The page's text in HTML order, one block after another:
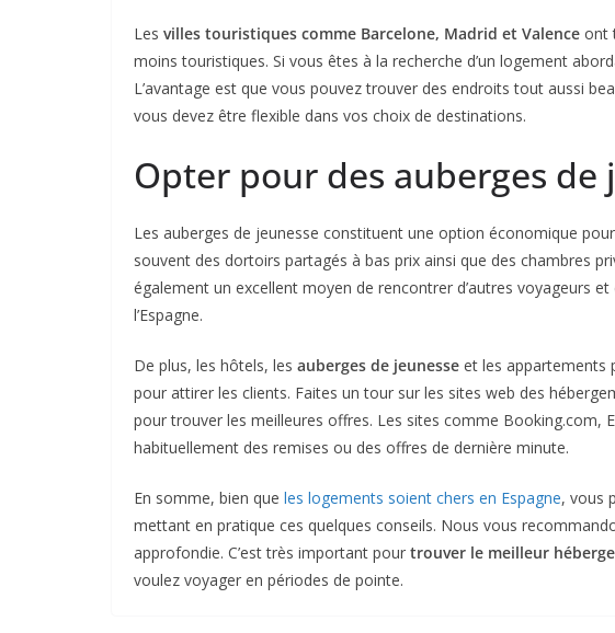
Les villes touristiques comme Barcelone, Madrid et Valence ont
moins touristiques. Si vous êtes à la recherche d’un logement
L’avantage est que vous pouvez trouver des endroits tout aussi
vous devez être flexible dans vos choix de destinations.
Opter pour des auberges de
Les auberges de jeunesse constituent une option économique
souvent des dortoirs partagés à bas prix ainsi que des chambres
également un excellent moyen de rencontrer d’autres voyageurs
l’Espagne.
De plus, les hôtels, les auberges de jeunesse et les appartements
pour attirer les clients. Faites un tour sur les sites web des
pour trouver les meilleures offres. Les sites comme Booking.com,
habituellement des remises ou des offres de dernière minute.
En somme, bien que les logements soient chers en Espagne, vous
mettant en pratique ces quelques conseils. Nous vous
approfondie. C’est très important pour trouver le meilleur
voulez voyager en périodes de pointe.